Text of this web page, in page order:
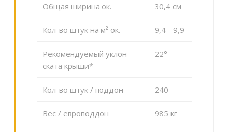
Общая ширина ок. 30,4 cм
Кол-во штук на м² ок. 9,4 - 9,9
Рекомендуемый уклон
ската крыши*
22°
Кол-во штук / поддон 240
Вес / европоддон 985 кг